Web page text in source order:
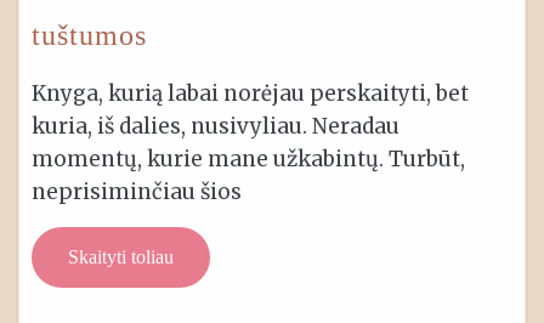
tuštumos
Knyga, kurią labai norėjau perskaityti, bet
kuria, iš dalies, nusivyliau. Neradau
momentų, kurie mane užkabintų. Turbūt,
neprisiminčiau šios
Skaityti toliau